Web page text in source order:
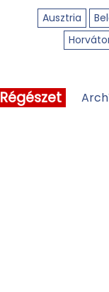
Ausztria
Régészet